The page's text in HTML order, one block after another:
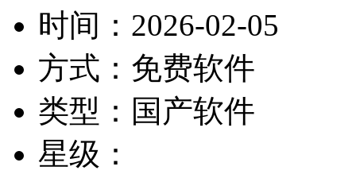
时间： 2026-02-05
方式： 免费软件
类型： 国产软件
星级：